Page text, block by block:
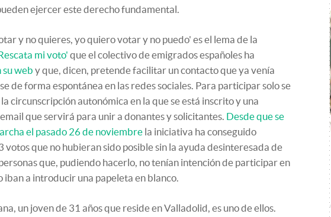
ejercer este derecho fundamental.
y no quieres, yo quiero votar y no puedo' es el lema de la
mi voto' que el colectivo de emigrados españoles ha
su web y que, dicen, pretende facilitar un contacto que ya venía
de forma espontánea en las redes sociales. Para participar solo se
circunscripción autonómica en la que se está inscrito y una
que servirá para unir a donantes y solicitantes. Desde que se
el pasado 26 de noviembre la iniciativa ha conseguido
votos que no hubieran sido posible sin la ayuda desinteresada de
que, pudiendo hacerlo, no tenían intención de participar en
iban a introducir una papeleta en blanco.
un joven de 31 años que reside en Valladolid, es uno de ellos.